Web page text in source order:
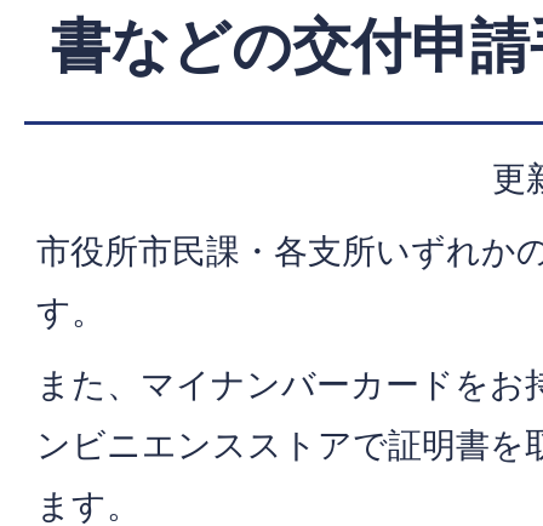
書などの交付申
更
市役所市民課・各支所いずれか
す。
また、マイナンバーカードをお
ンビニエンスストアで証明書を
ます。